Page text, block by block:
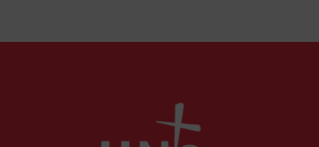
siècle. Deux ouvrages récents lui rendent